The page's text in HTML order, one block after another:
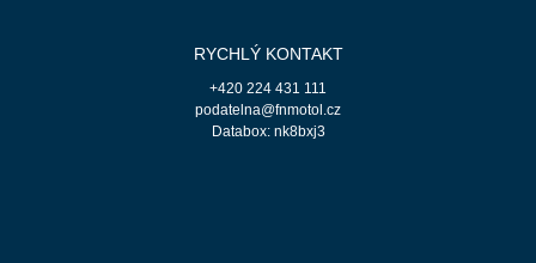
RYCHLÝ KONTAKT
+420 224 431 111
podatelna@fnmotol.cz
Databox: nk8bxj3